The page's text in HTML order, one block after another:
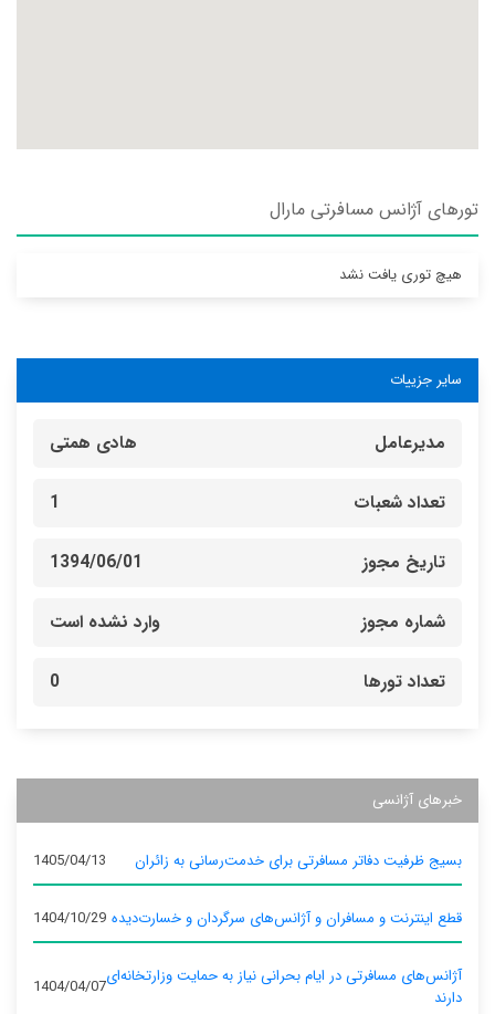
تورهای آژانس مسافرتی مارال
هیچ توری یافت نشد
سایر جزییات
مدیرعامل هادی همتی
تعداد شعبات 1
تاریخ مجوز 1394/06/01
شماره مجوز وارد نشده است
تعداد تورها 0
خبرهای آژانسی
بسیج ظرفیت دفاتر مسافرتی برای خدمت‌رسانی به زائران 1405/04/13
قطع اینترنت و مسافران و آژانس‌های سرگردان و خسارت‌دیده 1404/10/29
آژانس‌های مسافرتی در ایام بحرانی نیاز به حمایت وزارتخانه‌ای
دارند
1404/04/07